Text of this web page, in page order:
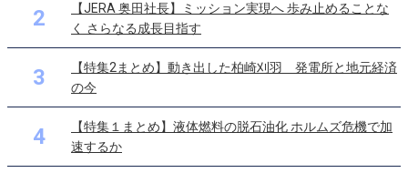
2
【JERA 奥田社長】ミッション実現へ 歩み止めることな
く さらなる成長目指す
3
【特集2まとめ】動き出した柏崎刈羽 発電所と地元経済
の今
4
【特集１まとめ】液体燃料の脱石油化 ホルムズ危機で加
速するか